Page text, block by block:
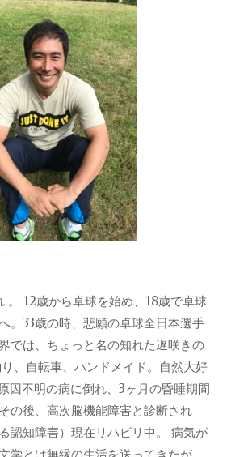
。 12歳から卓球を始め、18歳で卓球
。33歳の時、悲願の卓球全日本選手
では、ちょっと名の知れた遅咲きの
、自転車、ハンドメイド。自然大好
因不明の病に倒れ、3ヶ月の昏睡期間
の後、高次脳機能障害と診断され
認知障害）現在リハビリ中。 病気が